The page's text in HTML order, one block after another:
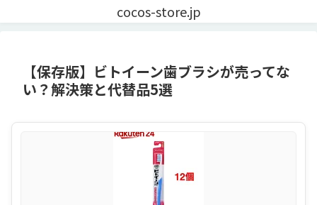
cocos-store.jp
【保存版】ビトイーン歯ブラシが売ってな
い？解決策と代替品5選